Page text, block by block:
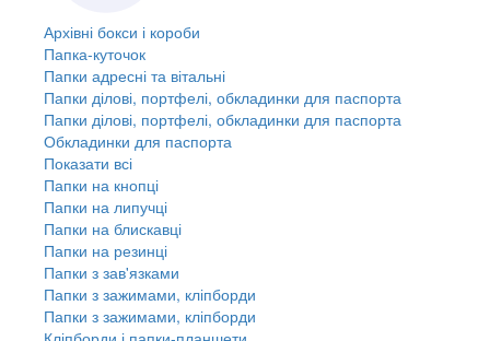
Архівні бокси і короби
Папка-куточок
Папки адресні та вітальні
Папки ділові, портфелі, обкладинки для паспорта
Папки ділові, портфелі, обкладинки для паспорта
Обкладинки для паспорта
Показати всі
Папки на кнопці
Папки на липучці
Папки на блискавці
Папки на резинці
Папки з зав'язками
Папки з зажимами, кліпборди
Папки з зажимами, кліпборди